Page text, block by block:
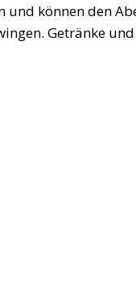
und können den
Getränke